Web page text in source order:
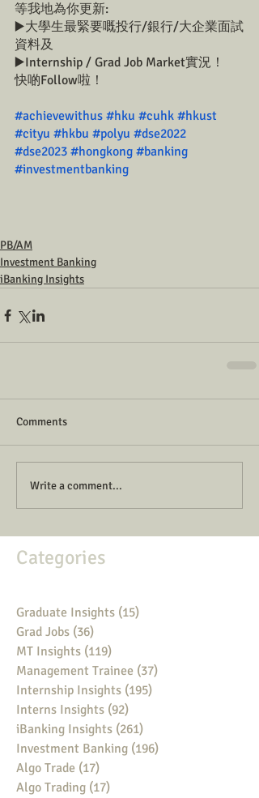
等我地為你更新:
▶️大學生最緊要嘅投行/銀行/大企業面試
資料及
▶️Internship / Grad Job Market實況！
快啲Follow啦！
#achievewithus #hku #cuhk #hkust
#cityu #hkbu #polyu #dse2022
#dse2023 #hongkong #banking
#investmentbanking
PB/AM
Investment Banking
iBanking Insights
Comments
Write a comment...
Categories
Graduate Insights (15)
Grad Jobs (36)
MT Insights (119)
Management Trainee (37)
Internship Insights (195)
Interns Insights (92)
iBanking Insights (261)
Investment Banking (196)
Algo Trade (17)
Algo Trading (17)